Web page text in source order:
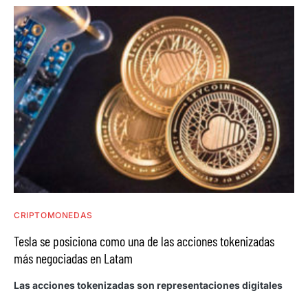
CRIPTOMONEDAS
Tesla se posiciona como una de las acciones tokenizadas
más negociadas en Latam
Las acciones tokenizadas son representaciones digitales